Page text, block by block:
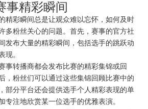
事精彩瞬间
精彩瞬间总是让观众难以忘怀，如何及时
多粉丝关心的问题。首先，赛事的官方社
发布大量的精彩瞬间，包括选手的跳跃动
现。
事转播商都会发布比赛的精彩集锦或回
，粉丝们可以通过这些集锦回顾比赛中的
部分平台还会提供选手个人精彩表现的单
专注地欣赏某一位选手的优雅表演。